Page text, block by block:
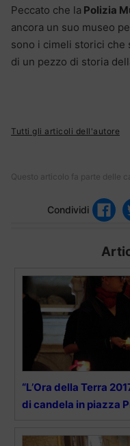
Peccato che la Polizia
ancora un suo museo
sono i cimeli storici che
di un pezzo di storia
Tutti gli articoli dell'autore
Questo articolo fa parte delle
Condividi
“L’Ora della Terra
di candela in piazza